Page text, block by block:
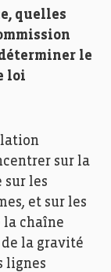
quelles
le
loi
sur la
sur les
et sur les
la chaîne
la gravité
lignes